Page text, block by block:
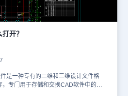
移动版、电脑版和网页版，大家可以根据
小编给大家分享浩辰CAD看图王网页
DWG文件。在浏览器中搜索并打开浩
打开文件】，登录账户，勾选【浩辰
议】，点击【选择本地文件】。在弹出的
不过需要注意的是，不同的CAD软件对
。因此，在选择打开DWG文件的方法
的软件进行选择。
开？
是一种专有的二维和三维设计文件格
专门用于存储和交换CAD软件中的图